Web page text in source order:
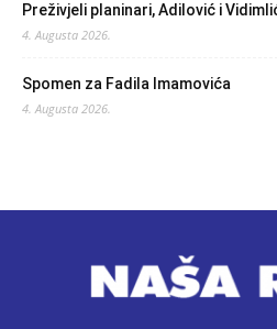
Preživjeli planinari, Adilović i
4. Augusta 2026.
Spomen za Fadila Imamovića
4. Augusta 2026.